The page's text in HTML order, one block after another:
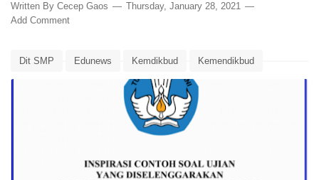
Written By Cecep Gaos
Thursday, January 28, 2021
Add Comment
Dit SMP Edunews Kemdikbud Kemendikbud
Panduan Pembuatan Soal Ujian Panduan Penilaian
Soal Ujian Prakarya Ujian Sekolah